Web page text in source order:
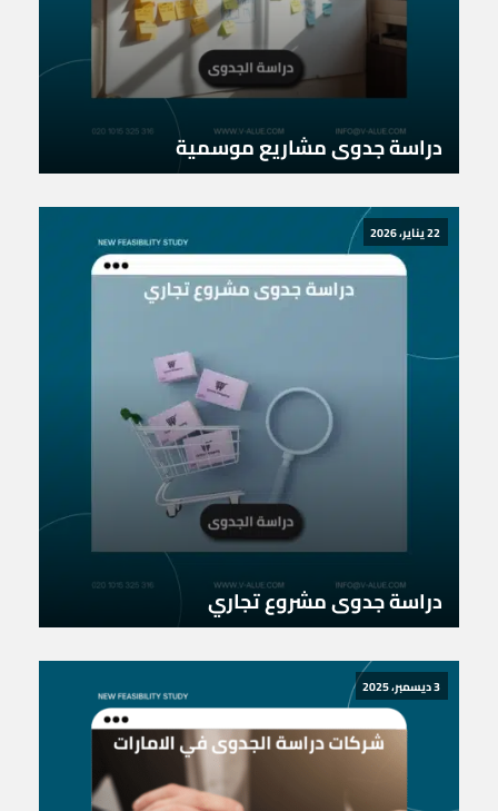
دراسة جدوى مشاريع موسمية
22 يناير، 2026
دراسة جدوى مشروع تجاري
3 ديسمبر، 2025